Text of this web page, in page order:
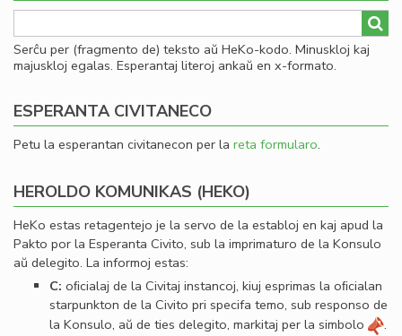
Serĉu per (fragmento de) teksto aŭ HeKo-kodo. Minuskloj kaj
majuskloj egalas. Esperantaj literoj ankaŭ en x-formato.
ESPERANTA CIVITANECO
Petu la esperantan civitanecon per la reta formularo.
HEROLDO KOMUNIKAS (HEKO)
HeKo estas retagentejo je la servo de la establoj en kaj apud la
Pakto por la Esperanta Civito, sub la imprimaturo de la Konsulo
aŭ delegito. La informoj estas:
C: oﬁcialaj de la Civitaj instancoj, kiuj esprimas la oﬁcialan
starpunkton de la Civito pri specifa temo, sub responso de
la Konsulo, aŭ de ties delegito, markitaj per la simbolo
.